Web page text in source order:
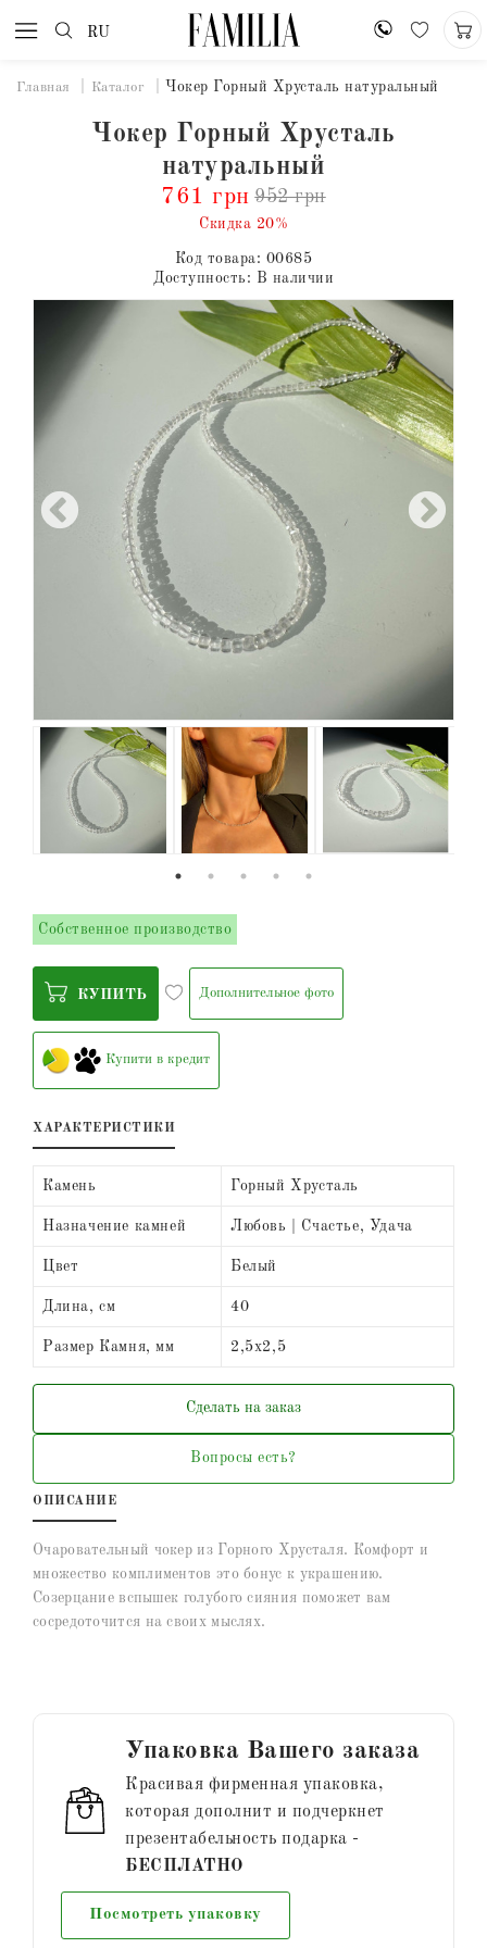
RU
Главная Каталог Чокер Горный Хрусталь натуральный
Чокер Горный Хрусталь
натуральный
761 грн 952 грн
Скидка 20%
Код товара: 00685
Доступность: В наличии
Собственное производство
КУПИТЬ Дополнительное фото
Купити в кредит
ХАРАКТЕРИСТИКИ
Камень Горный Хрусталь
Назначение камней Любовь | Счастье, Удача
Цвет Белый
Длина, см 40
Размер Камня, мм 2,5х2,5
Сделать на заказ
Вопросы есть?
ОПИСАНИЕ
Очаровательный чокер из Горного Хрусталя. Комфорт и
множество комплиментов это бонус к украшению.
Созерцание вспышек голубого сияния поможет вам
сосредоточится на своих мыслях.
Упаковка Вашего заказа
Красивая фирменная упаковка,
которая дополнит и подчеркнет
презентабельность подарка -
БЕСПЛАТНО
Посмотреть упаковку